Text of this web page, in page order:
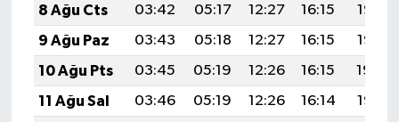
8 Ağu Cts
03:42 05:17 12:27 16:15
19:27
9 Ağu Paz
03:43 05:18 12:27 16:15
19:26
10 Ağu Pts
03:45 05:19 12:26 16:15
19:24
11 Ağu Sal
03:46 05:19 12:26 16:14
19:23